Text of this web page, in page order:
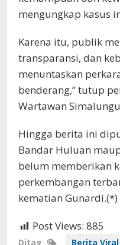
mengungkap kasus
Karena itu, publik
transparansi, dan
menuntaskan
benderang,” tutup
Wartawan
Hingga berita ini
Bandar Huluan
belum memberikan
perkembangan
kematian Gunardi.(*)
Post Views: 885
Ditag Berita Viral